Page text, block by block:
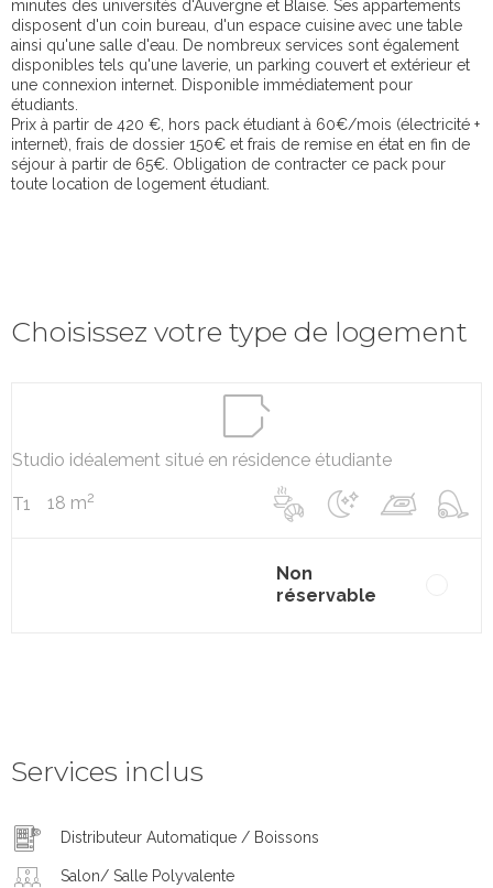
minutes des universités d'Auvergne et Blaise. Ses appartements
disposent d'un coin bureau, d'un espace cuisine avec une table
ainsi qu'une salle d'eau. De nombreux services sont également
disponibles tels qu'une laverie, un parking couvert et extérieur et
une connexion internet. Disponible immédiatement pour
étudiants.
Prix à partir de 420 €, hors pack étudiant à 60€/mois (électricité +
internet), frais de dossier 150€ et frais de remise en état en fin de
séjour à partir de 65€. Obligation de contracter ce pack pour
toute location de logement étudiant.
Choisissez votre type de logement
Studio idéalement situé en résidence étudiante
T1 18 m2
Non
réservable
Services inclus
Distributeur Automatique / Boissons
Salon/ Salle Polyvalente